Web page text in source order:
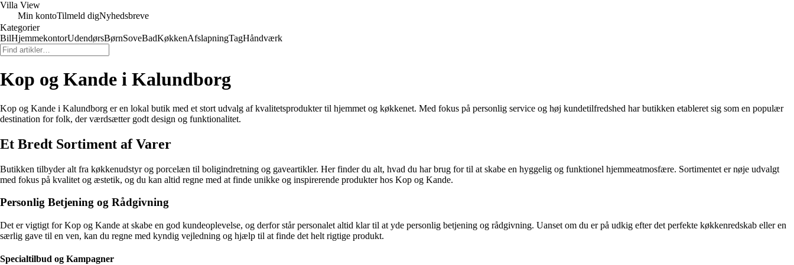
Villa View
Min kontoTilmeld digNyhedsbreve
Kategorier
BilHjemmekontorUdendørsBørnSoveBadKøkkenAfslapningTagHåndværk
Kop og Kande i Kalundborg
Kop og Kande i Kalundborg er en lokal butik med et stort udvalg af kvalitetsprodukter til hjemmet og køkkenet. Med fokus på personlig service og høj kundetilfredshed har butikken etableret sig som en populær
destination for folk, der værdsætter godt design og funktionalitet.
Et Bredt Sortiment af Varer
Butikken tilbyder alt fra køkkenudstyr og porcelæn til boligindretning og gaveartikler. Her finder du alt, hvad du har brug for til at skabe en hyggelig og funktionel hjemmeatmosfære. Sortimentet er nøje udvalgt
med fokus på kvalitet og æstetik, og du kan altid regne med at finde unikke og inspirerende produkter hos Kop og Kande.
Personlig Betjening og Rådgivning
Det er vigtigt for Kop og Kande at skabe en god kundeoplevelse, og derfor står personalet altid klar til at yde personlig betjening og rådgivning. Uanset om du er på udkig efter det perfekte køkkenredskab eller en
særlig gave til en ven, kan du regne med kyndig vejledning og hjælp til at finde det helt rigtige produkt.
Specialtilbud og Kampagner